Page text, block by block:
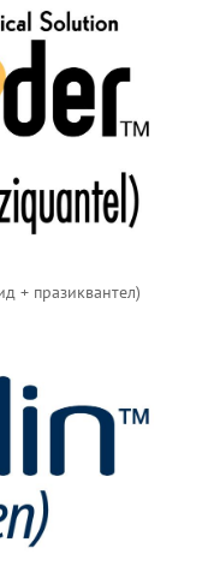
+ празиквантел)